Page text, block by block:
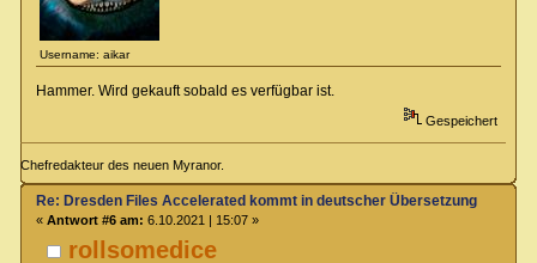
Username: aikar
Hammer. Wird gekauft sobald es verfügbar ist.
Gespeichert
Chefredakteur des neuen Myranor.
rollsomedice
Re: Dresden Files Accelerated kommt in deutscher Übersetzung
« Antwort #6 am: 6.10.2021 | 15:07 »